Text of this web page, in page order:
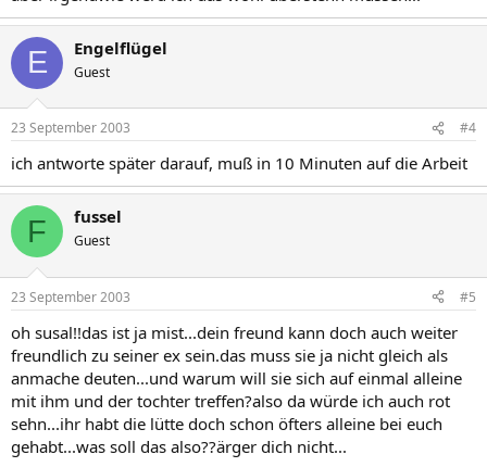
E Engelflügel
Guest
23 September 2003 #4
ich antworte später darauf, muß in 10 Minuten auf die Arbeit
F fussel
Guest
23 September 2003 #5
oh susal!!das ist ja mist...dein freund kann doch auch weiter
freundlich zu seiner ex sein.das muss sie ja nicht gleich als
anmache deuten...und warum will sie sich auf einmal alleine
mit ihm und der tochter treffen?also da würde ich auch rot
sehn...ihr habt die lütte doch schon öfters alleine bei euch
gehabt...was soll das also??ärger dich nicht...